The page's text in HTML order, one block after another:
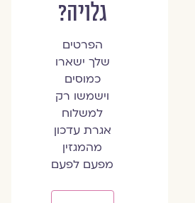
גלויה?
הפרטים
שלך ישארו
כמוסים
וישמשו רק
למשלוח
אגרת עדכון
מהמגזין
מפעם לפעם